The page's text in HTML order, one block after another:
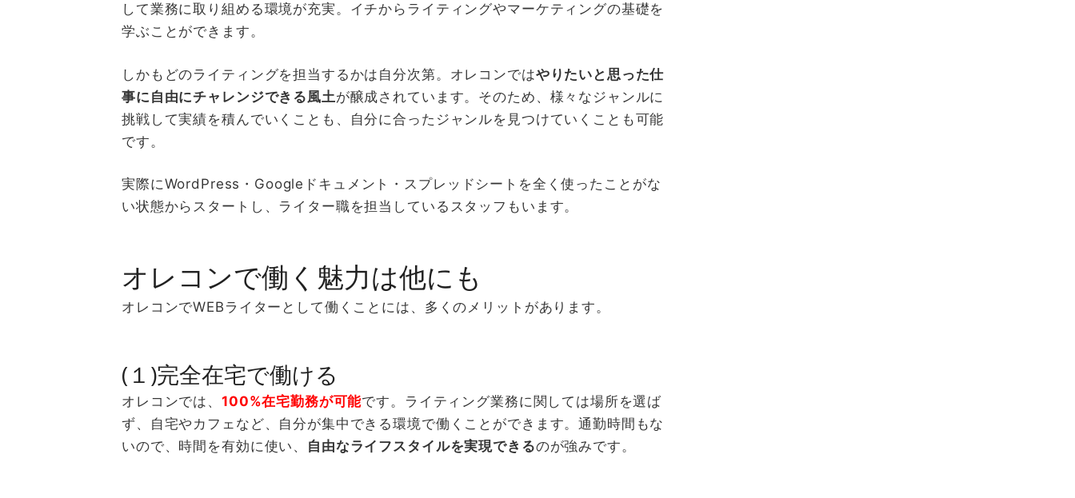
して業務に取り組める環境が充実。イチからライティングやマーケティングの基礎を
学ぶことができます。
しかもどのライティングを担当するかは自分次第。オレコンではやりたいと思った仕
事に自由にチャレンジできる風土が醸成されています。そのため、様々なジャンルに
挑戦して実績を積んでいくことも、自分に合ったジャンルを見つけていくことも可能
です。
実際にWordPress ・ Google ドキュメント・スプレッドシートを全く使ったことがな
い状態からスタートし、ライター職を担当しているスタッフもいます。
オレコンで働く魅力は他にも
オレコンでWEBライターとして働くことには、多くのメリットがあります。
(１)完全在宅で働ける
オレコンでは、 100%在宅勤務が可能です。ライティング業務に関しては場所を選ば
ず、自宅やカフェなど、自分が集中できる環境で働くことができます。通勤時間もな
いので、時間を有効に使い、 自由なライフスタイルを実現できるのが強みです。